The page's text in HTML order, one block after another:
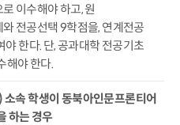
이수해야 하고, 원
전공선택 9학점을, 연계전공
한다. 단, 공과대학 전공기초
해야 한다.
속 학생이 동북아인문프론티어
하는 경우